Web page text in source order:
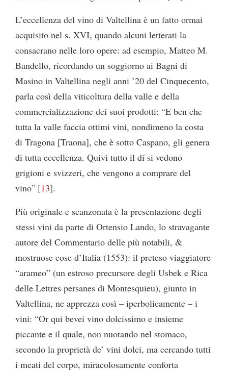
L’eccellenza del vino di Valtellina è un fatto ormai
acquisito nel s. XVI, quando alcuni letterati la
consacrano nelle loro opere: ad esempio, Matteo M.
Bandello, ricordando un soggiorno ai Bagni di
Masino in Valtellina negli anni ’20 del Cinquecento,
parla così della viticoltura della valle e della
commercializzazione dei suoi prodotti: “E ben che
tutta la valle faccia ottimi vini, nondimeno la costa
di Tragona [Traona], che è sotto Caspano, gli genera
di tutta eccellenza. Quivi tutto il dí si vedono
grigioni e svizzeri, che vengono a comprare del
vino” 13 .
Più originale e scanzonata è la presentazione degli
stessi vini da parte di Ortensio Lando, lo stravagante
autore del Commentario delle più notabili, &
mostruose cose d’Italia (1553): il preteso viaggiatore
“arameo” (un estroso precursore degli Usbek e Rica
delle Lettres persanes di Montesquieu), giunto in
Valtellina, ne apprezza così – iperbolicamente – i
vini: “Or qui bevei vino dolcissimo e insieme
piccante e il quale, non nuotando nel stomaco,
secondo la proprietà de’ vini dolci, ma cercando tutti
i meati del corpo, miracolosamente conforta